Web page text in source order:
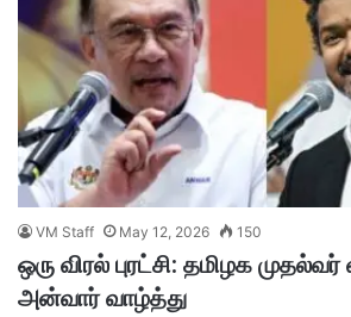
VM Staff May 12, 2026 150
ஒரு விரல் புரட்சி: தமிழக
அன்வார் வாழ்த்து